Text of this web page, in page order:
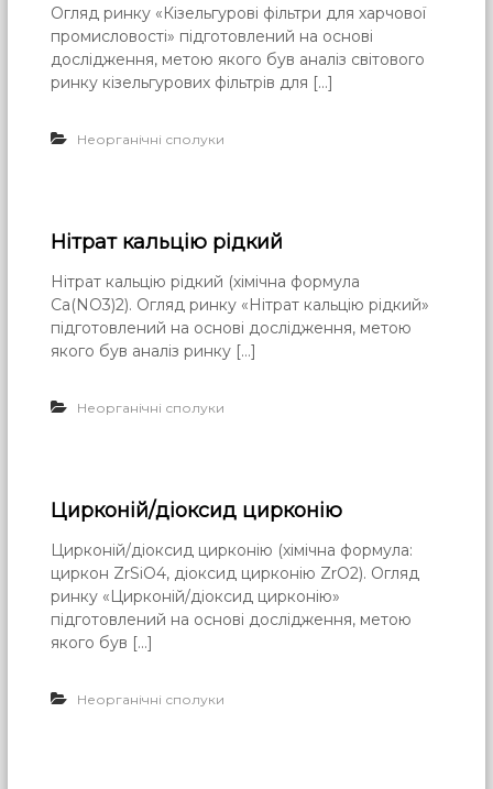
Огляд ринку «Кізельгурові фільтри для харчової
промисловості» підготовлений на основі
дослідження, метою якого був аналіз світового
ринку кізельгурових фільтрів для […]
Неорганічні сполуки
Нітрат кальцію рідкий
Нітрат кальцію рідкий (хімічна формула
Са(NО3)2). Огляд ринку «Нітрат кальцію рідкий»
підготовлений на основі дослідження, метою
якого був аналіз ринку […]
Неорганічні сполуки
Цирконій/діоксид цирконію
Цирконій/діоксид цирконію (хімічна формула:
циркон ZrSiO4, діоксид цирконію ZrO2). Огляд
ринку «Цирконій/діоксид цирконію»
підготовлений на основі дослідження, метою
якого був […]
Неорганічні сполуки